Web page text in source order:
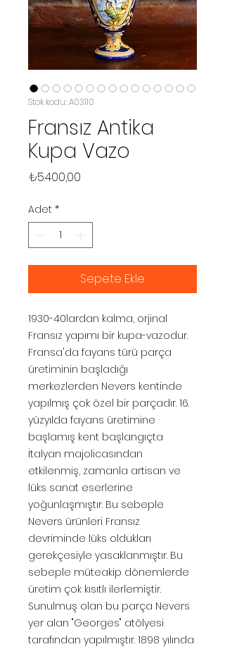
Stok kodu: A03110
Fransız Antika
Kupa Vazo
₺5.400,00
Adet *
Sepete Ekle
1930-40lardan kalma, orjinal
Fransız yapımı bir kupa-vazodur.
Fransa'da fayans türü parça
üretiminin başladığı
merkezlerden Nevers kentinde
yapılmış çok özel bir parçadır. 16.
yüzyılda fayans üretimine
başlamış kent başlangıçta
İtalyan majolicasından
etkilenmiş, zamanla artisan ve
lüks sanat eserlerine
yoğunlaşmıştır. Bu sebeple
Nevers ürünleri Fransız
devriminde lüks oldukları
gerekçesiyle yasaklanmıştır. Bu
sebeple müteakip dönemlerde
üretim çok kısıtlı ilerlemiştir.
Sunulmuş olan bu parça Nevers
yer alan "Georges" atölyesi
tarafından yapılmıştır. 1898 yılında